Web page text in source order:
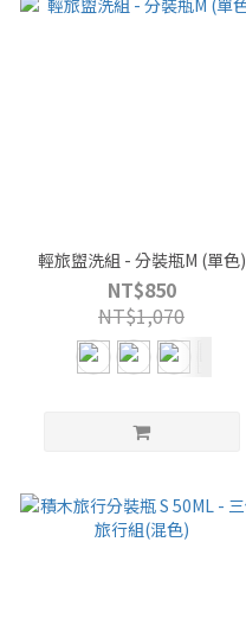
輕旅盥洗組 - 分裝瓶M (單色)
NT$850
NT$1,070